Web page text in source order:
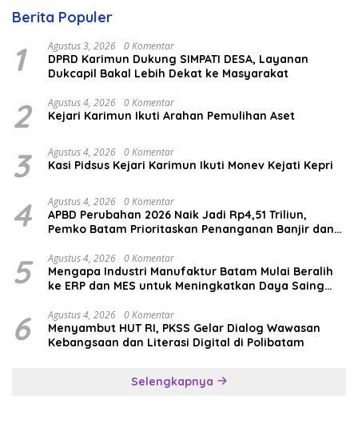
Berita Populer
1 Agustus 3, 2026 0 Komentar
DPRD Karimun Dukung SIMPATI DESA, Layanan
Dukcapil Bakal Lebih Dekat ke Masyarakat
2 Agustus 4, 2026 0 Komentar
Kejari Karimun Ikuti Arahan Pemulihan Aset
3 Agustus 4, 2026 0 Komentar
Kasi Pidsus Kejari Karimun Ikuti Monev Kejati Kepri
4 Agustus 4, 2026 0 Komentar
APBD Perubahan 2026 Naik Jadi Rp4,51 Triliun,
Pemko Batam Prioritaskan Penanganan Banjir dan
5 Agustus 4, 2026 0 Komentar
Mengapa Industri Manufaktur Batam Mulai Beralih
ke ERP dan MES untuk Meningkatkan Daya Saing
6 Agustus 4, 2026 0 Komentar
Menyambut HUT RI, PKSS Gelar Dialog Wawasan
Kebangsaan dan Literasi Digital di Polibatam
Selengkapnya